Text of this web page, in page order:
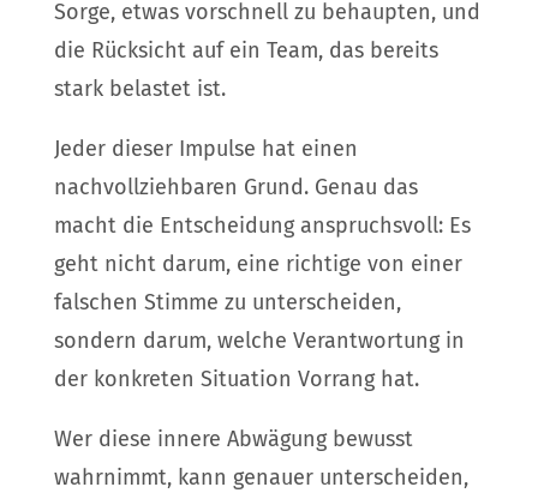
Sorge, etwas vorschnell zu behaupten, und
die Rücksicht auf ein Team, das bereits
stark belastet ist.
Jeder dieser Impulse hat einen
nachvollziehbaren Grund. Genau das
macht die Entscheidung anspruchsvoll: Es
geht nicht darum, eine richtige von einer
falschen Stimme zu unterscheiden,
sondern darum, welche Verantwortung in
der konkreten Situation Vorrang hat.
Wer diese innere Abwägung bewusst
wahrnimmt, kann genauer unterscheiden,